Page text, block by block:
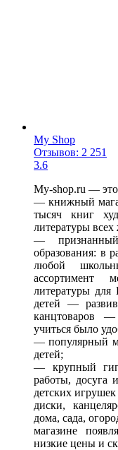
My Shop
Отзывов: 2 251
3.6
My-shop.ru —
— книжный
тысяч книг
литературы
—
образования: в
любой
ассортимент
литературы
детей —
канцтоваров
учиться было
— популярный
детей;
— крупный
работы, досуга
детских
диски,
дома, сада,
магазине
низкие цены и